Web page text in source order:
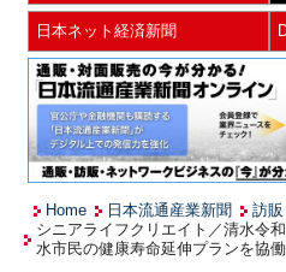
日本ネット経済新聞
Home 日本流通産業新聞
訪販
シニアライフクリエイト／清水令
水市民の健康寿命延伸プランを協働